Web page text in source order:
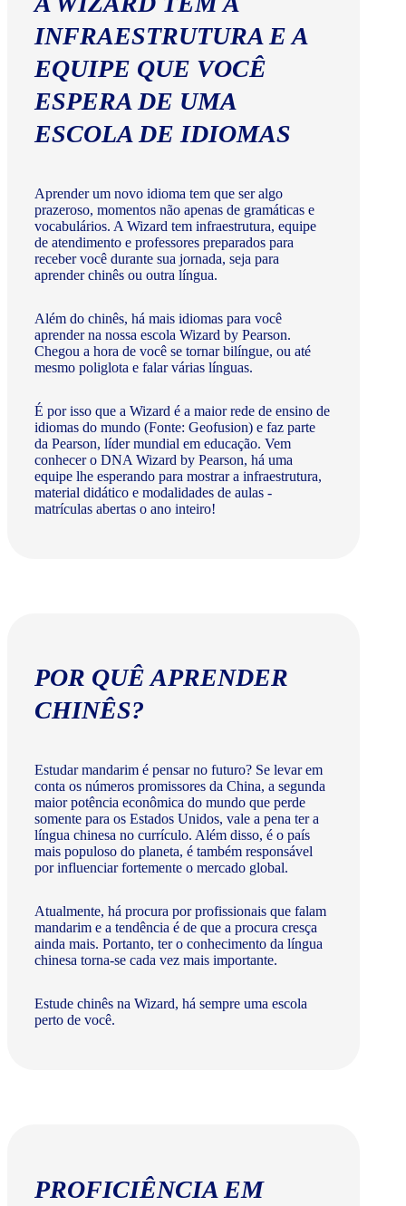
INFRAESTRUTURA E A
EQUIPE QUE VOCÊ
ESPERA DE UMA
ESCOLA DE IDIOMAS
Aprender um novo idioma tem que ser algo
prazeroso, momentos não apenas de gramáticas e
vocabulários. A Wizard tem infraestrutura, equipe
de atendimento e professores preparados para
receber você durante sua jornada, seja para
aprender chinês ou outra língua.
Além do chinês, há mais idiomas para você
aprender na nossa escola Wizard by Pearson.
Chegou a hora de você se tornar bilíngue, ou até
mesmo poliglota e falar várias línguas.
É por isso que a Wizard é a maior rede de ensino de
idiomas do mundo (Fonte: Geofusion) e faz parte
da Pearson, líder mundial em educação. Vem
conhecer o DNA Wizard by Pearson, há uma
equipe lhe esperando para mostrar a infraestrutura,
material didático e modalidades de aulas -
matrículas abertas o ano inteiro!
POR QUÊ APRENDER
CHINÊS?
Estudar mandarim é pensar no futuro? Se levar em
conta os números promissores da China, a segunda
maior potência econômica do mundo que perde
somente para os Estados Unidos, vale a pena ter a
língua chinesa no currículo. Além disso, é o país
mais populoso do planeta, é também responsável
por influenciar fortemente o mercado global.
Atualmente, há procura por profissionais que falam
mandarim e a tendência é de que a procura cresça
ainda mais. Portanto, ter o conhecimento da língua
chinesa torna-se cada vez mais importante.
Estude chinês na Wizard, há sempre uma escola
perto de você.
PROFICIÊNCIA EM